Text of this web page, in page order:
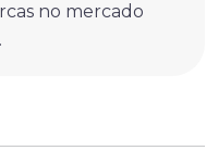
no mercado